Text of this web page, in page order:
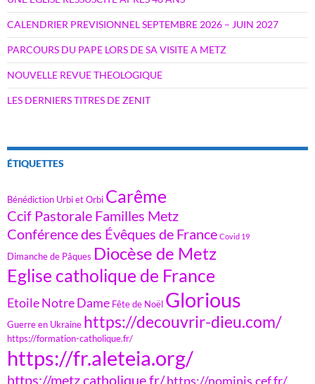
CALENDRIER PREVISIONNEL SEPTEMBRE 2026 – JUIN 2027
PARCOURS DU PAPE LORS DE SA VISITE A METZ
NOUVELLE REVUE THEOLOGIQUE
LES DERNIERS TITRES DE ZENIT
ÉTIQUETTES
Bénédiction Urbi et Orbi Carême
Ccif Pastorale Familles Metz
Conférence des Évêques de France Covid 19
Dimanche de Pâques Diocèse de Metz
Eglise catholique de France
Etoile Notre Dame Fête de Noël Glorious
Guerre en Ukraine https://decouvrir-dieu.com/
https://formation-catholique.fr/
https://fr.aleteia.org/
https://metz.catholique.fr/https://nominis.cef.fr/